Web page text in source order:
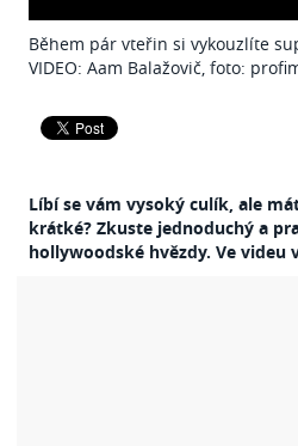
Během pár vteřin si vykouzlíte
VIDEO: Aam Balažovič, foto:
Líbí se vám vysoký culík, ale
krátké? Zkuste jednoduchý a
hollywoodské hvězdy. Ve videu